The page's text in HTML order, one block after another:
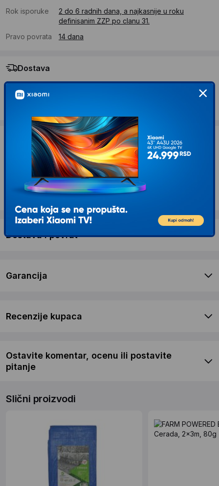
Rok isporuke
2 do 6 radnih dana, a najkasnije u roku
definisanim ZZP po clanu 31.
Pravo povrata
14 dana
Dostava
Standardna dostava se očekuje u roku od 2 do 6 radnih
dana
Želite li ponudu za firmu?
Kontaktirajte nas
Opis proizvoda BOMBER Mreža za kornišone
1.7x500m (15 x17cm)
Dostava i povrat
Garancija
Recenzije kupaca
Ostavite komentar, ocenu ili postavite
pitanje
Slični proizvodi